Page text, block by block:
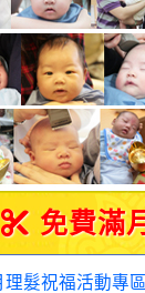
免費滿
髮祝福活動專區